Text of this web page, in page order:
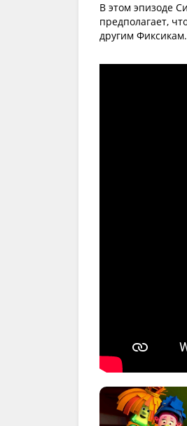
В этом эпизоде
предполагает,
другим Фиксикам.